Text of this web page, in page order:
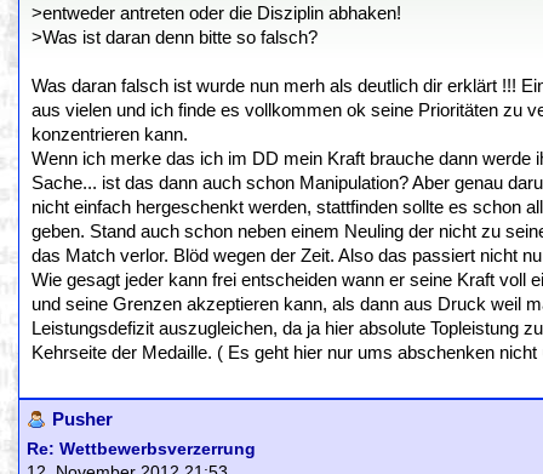
>entweder antreten oder die Disziplin abhaken!
>Was ist daran denn bitte so falsch?
Was daran falsch ist wurde nun merh als deutlich dir erklärt !!!
aus vielen und ich finde es vollkommen ok seine Prioritäten zu
konzentrieren kann.
Wenn ich merke das ich im DD mein Kraft brauche dann
Sache... ist das dann auch schon Manipulation? Aber genau
nicht einfach hergeschenkt werden, stattfinden sollte es schon
geben. Stand auch schon neben einem Neuling der nicht zu
das Match verlor. Blöd wegen der Zeit. Also das passiert nicht
Wie gesagt jeder kann frei entscheiden wann er seine Kraft voll
und seine Grenzen akzeptieren kann, als dann aus Druck weil
Leistungsdefizit auszugleichen, da ja hier absolute Topleistung
Kehrseite der Medaille. ( Es geht hier nur ums abschenken
Pusher
Re: Wettbewerbsverzerrung